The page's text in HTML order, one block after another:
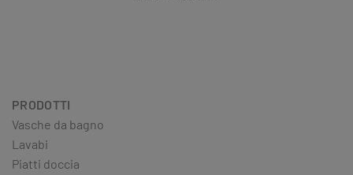
PRODOTTI
Vasche da bagno
Lavabi
Piatti doccia